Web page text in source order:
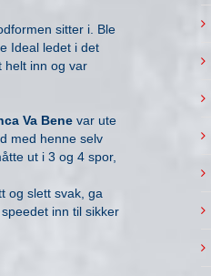
sitter i. Ble
Ideal ledet i det
helt inn og var
Va Bene var ute
med henne selv
ut i 3 og 4 spor,
og slett svak, ga
inn til sikker